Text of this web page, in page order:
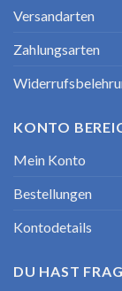
Versandarten
Zahlungsarten
KONTO
Mein Konto
Bestellungen
Kontodetails
DU HAST